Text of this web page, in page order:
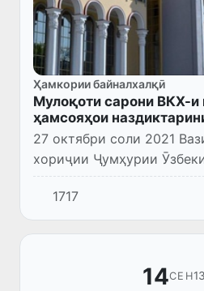
Ҳамкории байналхалқӣ
Мулоқоти сарони ВКХ-и
ҳамсояҳои
27 октябри соли 2021
хориҷии Ҷумҳурии
Комилов дар ҷаласаи
идораҳои корҳои
ҳамсояҳои наздиктарини
1717
14СЕН